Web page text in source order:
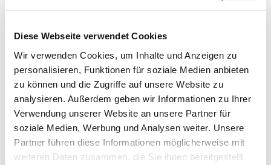
Diese Webseite verwendet Cookies
Wir verwenden Cookies, um Inhalte und Anzeigen zu
personalisieren, Funktionen für soziale Medien anbieten
zu können und die Zugriffe auf unsere Website zu
analysieren. Außerdem geben wir Informationen zu Ihrer
Verwendung unserer Website an unsere Partner für
soziale Medien, Werbung und Analysen weiter. Unsere
Partner führen diese Informationen möglicherweise mit
weiteren Daten zusammen, die Sie ihnen bereitgestellt